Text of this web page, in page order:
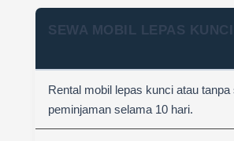
SEWA MOBIL LEPAS KUNCI
Rental mobil lepas kunci atau
peminjaman selama 10 hari.